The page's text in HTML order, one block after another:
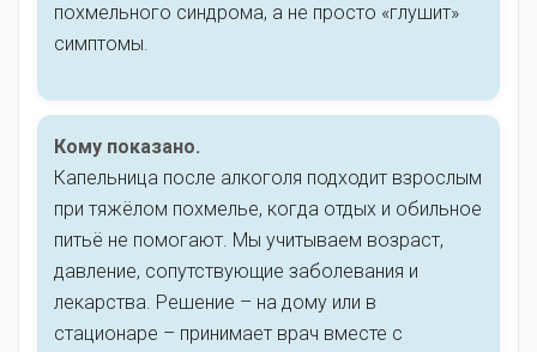
похмельного синдрома, а не просто «глушит»
симптомы.
Кому показано.
Капельница после алкоголя подходит взрослым
при тяжёлом похмелье, когда отдых и обильное
питьё не помогают. Мы учитываем возраст,
давление, сопутствующие заболевания и
лекарства. Решение – на дому или в
стационаре – принимает врач вместе с